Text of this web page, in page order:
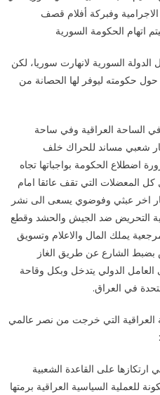
وفبركة أفلام قصف
اتهام الحكومة السورية
السورية لانهارت سوريا، لكن
حكومته ليوفر لها الحصانة من
الساحة العراقية وفي ساحة
شعبي مساند للحراك خلف
اضطلاع الحكومة بواجباتها تجاه
المعضلات التي تقف عائقا امام
اخر عبثي وفوضوي يسعى الى نشر
التحريض ضد الجيش والحشد وقطع
يملك المال والاعلام وتسويق
بضبط الشارع عن طريق الغاز
الدولي يتدخل وبكل وقاحة
في العراق.
التي خرجت من نصر عالمي
على القاعدة الشعبية
للعملية السياسية العراقية برمتها